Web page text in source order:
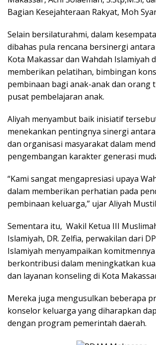
Bagian Kesejahteraan Rakyat, Moh
Selain bersilaturahmi, dalam
dibahas pula rencana bersinergi
Kota Makassar dan Wahdah Islamiyah
memberikan pelatihan, bimbingan
pembinaan bagi anak-anak dan orang
pusat pembelajaran anak.
Aliyah menyambut baik inisiatif
menekankan pentingnya sinergi
dan organisasi masyarakat dalam
pengembangan karakter generasi
“Kami sangat mengapresiasi upaya
dalam memberikan perhatian pada
pembinaan keluarga,” ujar Aliyah
Sementara itu, Wakil Ketua III
Islamiyah, DR. Zelfia, perwakilan dari
Islamiyah menyampaikan
berkontribusi dalam meningkatkan
dan layanan konseling di Kota
Mereka juga mengusulkan beberapa
konselor keluarga yang diharapkan
dengan program pemerintah daerah.